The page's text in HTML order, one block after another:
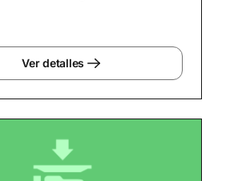
Ver detalles